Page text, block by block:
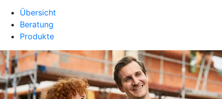
Übersicht
Beratung
Produkte